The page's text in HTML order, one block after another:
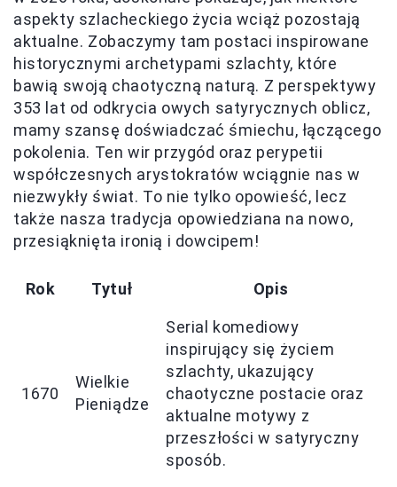
aspekty szlacheckiego życia wciąż pozostają
aktualne. Zobaczymy tam postaci inspirowane
historycznymi archetypami szlachty, które
bawią swoją chaotyczną naturą. Z perspektywy
353 lat od odkrycia owych satyrycznych oblicz,
mamy szansę doświadczać śmiechu, łączącego
pokolenia. Ten wir przygód oraz perypetii
współczesnych arystokratów wciągnie nas w
niezwykły świat. To nie tylko opowieść, lecz
także nasza tradycja opowiedziana na nowo,
przesiąknięta ironią i dowcipem!
Rok Tytuł Opis
1670
Wielkie
Pieniądze
Serial komediowy
inspirujący się życiem
szlachty, ukazujący
chaotyczne postacie oraz
aktualne motywy z
przeszłości w satyryczny
sposób.